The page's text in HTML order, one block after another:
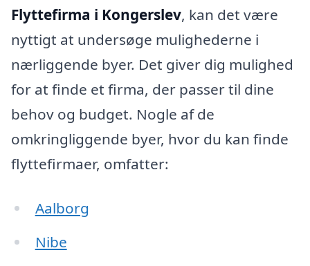
Flyttefirma i Kongerslev, kan det være
nyttigt at undersøge mulighederne i
nærliggende byer. Det giver dig mulighed
for at finde et firma, der passer til dine
behov og budget. Nogle af de
omkringliggende byer, hvor du kan finde
flyttefirmaer, omfatter:
Aalborg
Nibe